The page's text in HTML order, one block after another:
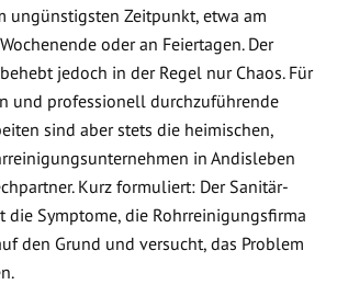
ungünstigsten Zeitpunkt, etwa am
oder an Feiertagen. Der
jedoch in der Regel nur Chaos. Für
und professionell durchzuführende
sind aber stets die heimischen,
in Andisleben
Kurz formuliert: Der Sanitär-
die Symptome, die Rohrreinigungsfirma
den Grund und versucht, das Problem